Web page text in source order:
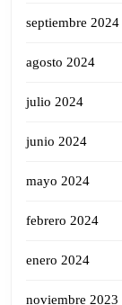
septiembre 2024
agosto 2024
julio 2024
junio 2024
mayo 2024
febrero 2024
enero 2024
noviembre 2023